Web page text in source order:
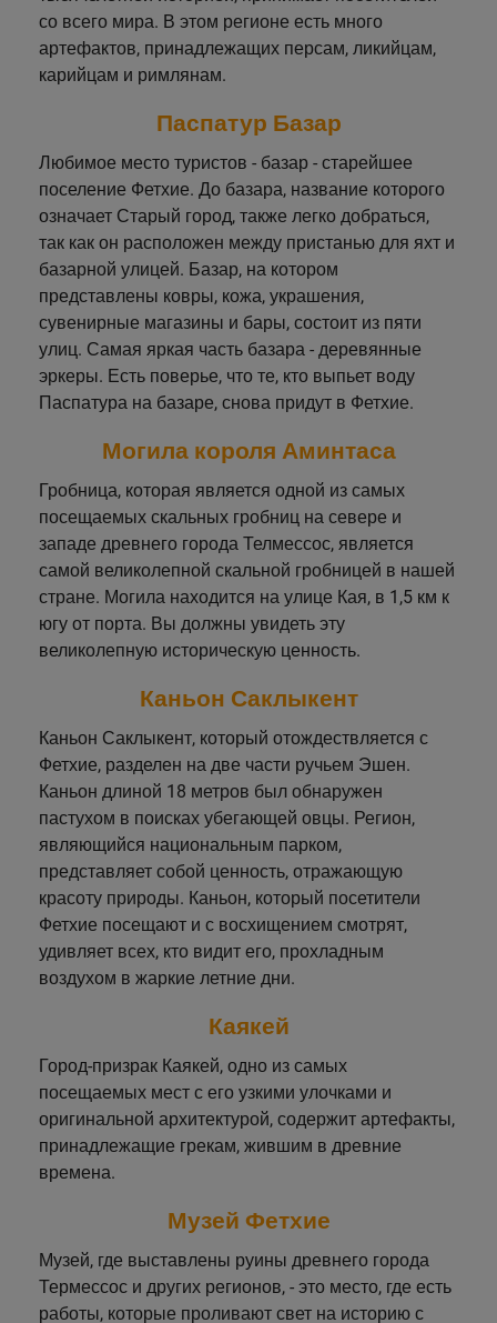
со всего мира. В этом регионе есть много
артефактов, принадлежащих персам, ликийцам,
карийцам и римлянам.
Паспатур Базар
Любимое место туристов - базар - старейшее
поселение Фетхие. До базара, название которого
означает Старый город, также легко добраться,
так как он расположен между пристанью для яхт и
базарной улицей. Базар, на котором
представлены ковры, кожа, украшения,
сувенирные магазины и бары, состоит из пяти
улиц. Самая яркая часть базара - деревянные
эркеры. Есть поверье, что те, кто выпьет воду
Паспатура на базаре, снова придут в Фетхие.
Могила короля Аминтаса
Гробница, которая является одной из самых
посещаемых скальных гробниц на севере и
западе древнего города Телмессос, является
самой великолепной скальной гробницей в нашей
стране. Могила находится на улице Кая, в 1,5 км к
югу от порта. Вы должны увидеть эту
великолепную историческую ценность.
Каньон Саклыкент
Каньон Саклыкент, который отождествляется с
Фетхие, разделен на две части ручьем Эшен.
Каньон длиной 18 метров был обнаружен
пастухом в поисках убегающей овцы. Регион,
являющийся национальным парком,
представляет собой ценность, отражающую
красоту природы. Каньон, который посетители
Фетхие посещают и с восхищением смотрят,
удивляет всех, кто видит его, прохладным
воздухом в жаркие летние дни.
Каякей
Город-призрак Каякей, одно из самых
посещаемых мест с его узкими улочками и
оригинальной архитектурой, содержит артефакты,
принадлежащие грекам, жившим в древние
времена.
Музей Фетхие
Музей, где выставлены руины древнего города
Термессос и других регионов, - это место, где есть
работы, которые проливают свет на историю с